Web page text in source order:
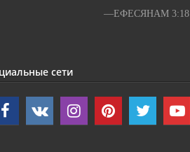
—ЕФЕСЯНАМ 3:18
сети